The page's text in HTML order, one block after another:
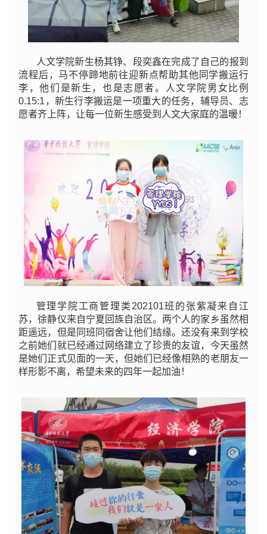
人文学院新生杨其铮、段奕鑫在完成了自己的报到
流程后，马不停蹄地前往迎新点帮助其他同学搬运行
李，他们是新生，也是志愿者。人文学院男女比例
0.15:1，新生行李搬运是一项重大的任务，辅导员、志
愿者齐上阵，让每一位新生感受到人文大家庭的温暖！
管理学院工商管理类202101班的张紫凝来自江
苏，徐静仪来自宁夏回族自治区。两个人的家乡虽然相
距遥远，但是同班同宿舍让他们结缘。还没有来到学校
之前她们就已经通过网络建立了珍贵的友谊，今天虽然
是她们正式见面的一天，但她们已经像相熟的老朋友一
样形影不离，希望未来的四年一起加油！